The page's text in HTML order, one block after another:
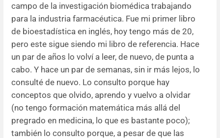
Resúmenes de congresos
campo de la investigación biomédica trabajando
para la industria farmacéutica. Fue mi primer libro
de bioestadística en inglés, hoy tengo más de 20,
pero este sigue siendo mi libro de referencia. Hace
un par de años lo volví a leer, de nuevo, de punta a
cabo. Y hace un par de semanas, sin ir más lejos, lo
consulté de nuevo. Lo consulto porque hay
conceptos que olvido, aprendo y vuelvo a olvidar
(no tengo formación matemática más allá del
pregrado en medicina, lo que es bastante poco);
también lo consulto porque, a pesar de que las